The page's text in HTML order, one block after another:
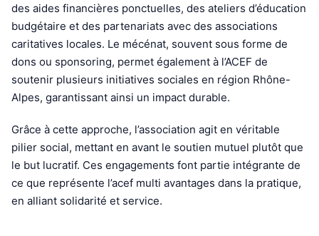
des aides financières ponctuelles, des ateliers d’éducation
budgétaire et des partenariats avec des associations
caritatives locales. Le mécénat, souvent sous forme de
dons ou sponsoring, permet également à l’ACEF de
soutenir plusieurs initiatives sociales en région Rhône-
Alpes, garantissant ainsi un impact durable.
Grâce à cette approche, l’association agit en véritable
pilier social, mettant en avant le soutien mutuel plutôt que
le but lucratif. Ces engagements font partie intégrante de
ce que représente l’acef multi avantages dans la pratique,
en alliant solidarité et service.